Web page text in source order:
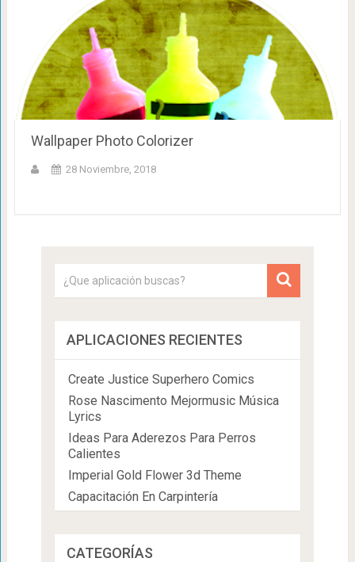
Wallpaper Photo Colorizer
28 Noviembre, 2018
APLICACIONES RECIENTES
Create Justice Superhero Comics
Rose Nascimento Mejormusic Música
Lyrics
Ideas Para Aderezos Para Perros
Calientes
Imperial Gold Flower 3d Theme
Capacitación En Carpintería
CATEGORÍAS